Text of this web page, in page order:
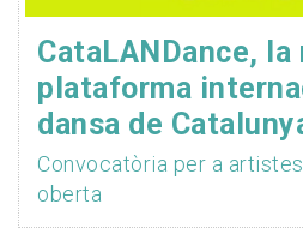
CataLANDance, la
plataforma
dansa de
Convocatòria per a
oberta